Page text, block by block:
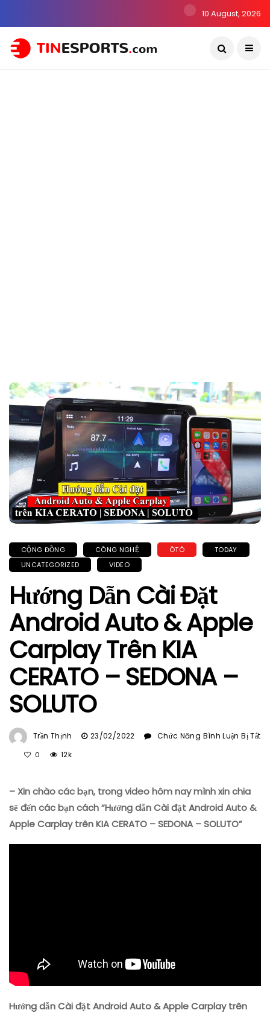
10 August, 2026
CỘNG ĐỒNG CÔNG NGHỆ ÔTÔ
TODAY
UNCATEGORIZED
VIDEO
Hướng Dẫn Cài Đặt
Android Auto & Apple
Carplay Trên KIA
CERATO – SEDONA –
SOLUTO
Trần Thịnh 23/02/2022
Chức Năng Bình Luận Bị Tắt
Cài
Đặt
Android
Auto
&
SOLUTO
0 12k
– Xin chào các bạn, trong video hôm nay mình xin chia
sẽ đến các bạn cách “Hướng dẫn Cài đặt Android Auto &
Apple Carplay trên KIA CERATO – SEDONA – SOLUTO”
Hướng dẫn Cài đặt Android Auto & Apple Carplay trên